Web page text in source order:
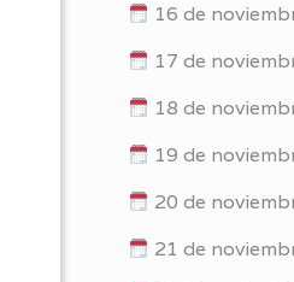
16 de
17 de
18 de
19 de
20 de
21 de